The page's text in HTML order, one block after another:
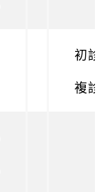
初診(
複診(